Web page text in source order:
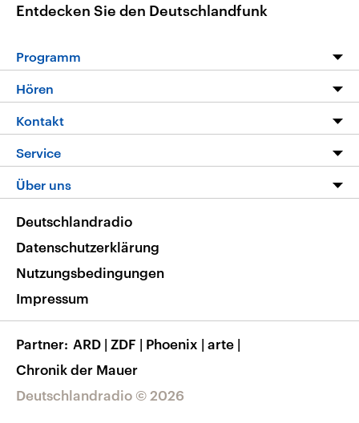
Entdecken Sie den Deutschlandfunk
Programm
Programm
Die Nachrichten
Nachrichtenleicht
Neue Beiträge auf dlf.de
Hören
Livestream
Podcasts
Deutschlandfunk App
Nachrichten App
Frequenzen
Kontakt
Hörerservice
Service
FAQ
Veranstaltungen
Musikliste
RSS
Über uns
Barrierefreiheit
Deutschlandradio © 2026
Deutschlandradio
Datenschutzerklärung
Nutzungsbedingungen
Impressum
Partner ARD | ZDF | Phoenix | arte |
Chronik der Mauer